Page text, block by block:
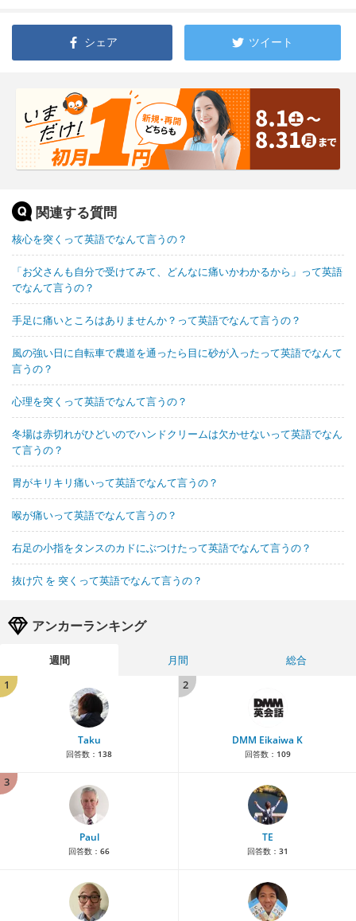
シェア ツイート
関連する質問
核心を突くって英語でなんて言うの？
「お父さんも自分で受けてみて、どんなに痛いかわかるから」って英語
でなんて言うの？
手足に痛いところはありませんか？って英語でなんて言うの？
風の強い日に自転車で農道を通ったら目に砂が入ったって英語でなんて
言うの？
心理を突くって英語でなんて言うの？
冬場は赤切れがひどいのでハンドクリームは欠かせないって英語でなん
て言うの？
胃がキリキリ痛いって英語でなんて言うの？
喉が痛いって英語でなんて言うの？
右足の小指をタンスのカドにぶつけたって英語でなんて言うの？
抜け穴 を 突くって英語でなんて言うの？
アンカーランキング
週間 月間
総合
1
Taku
回答数： 138
2
DMM Eikaiwa K
回答数： 109
3
Paul
回答数： 66
TE
回答数： 31